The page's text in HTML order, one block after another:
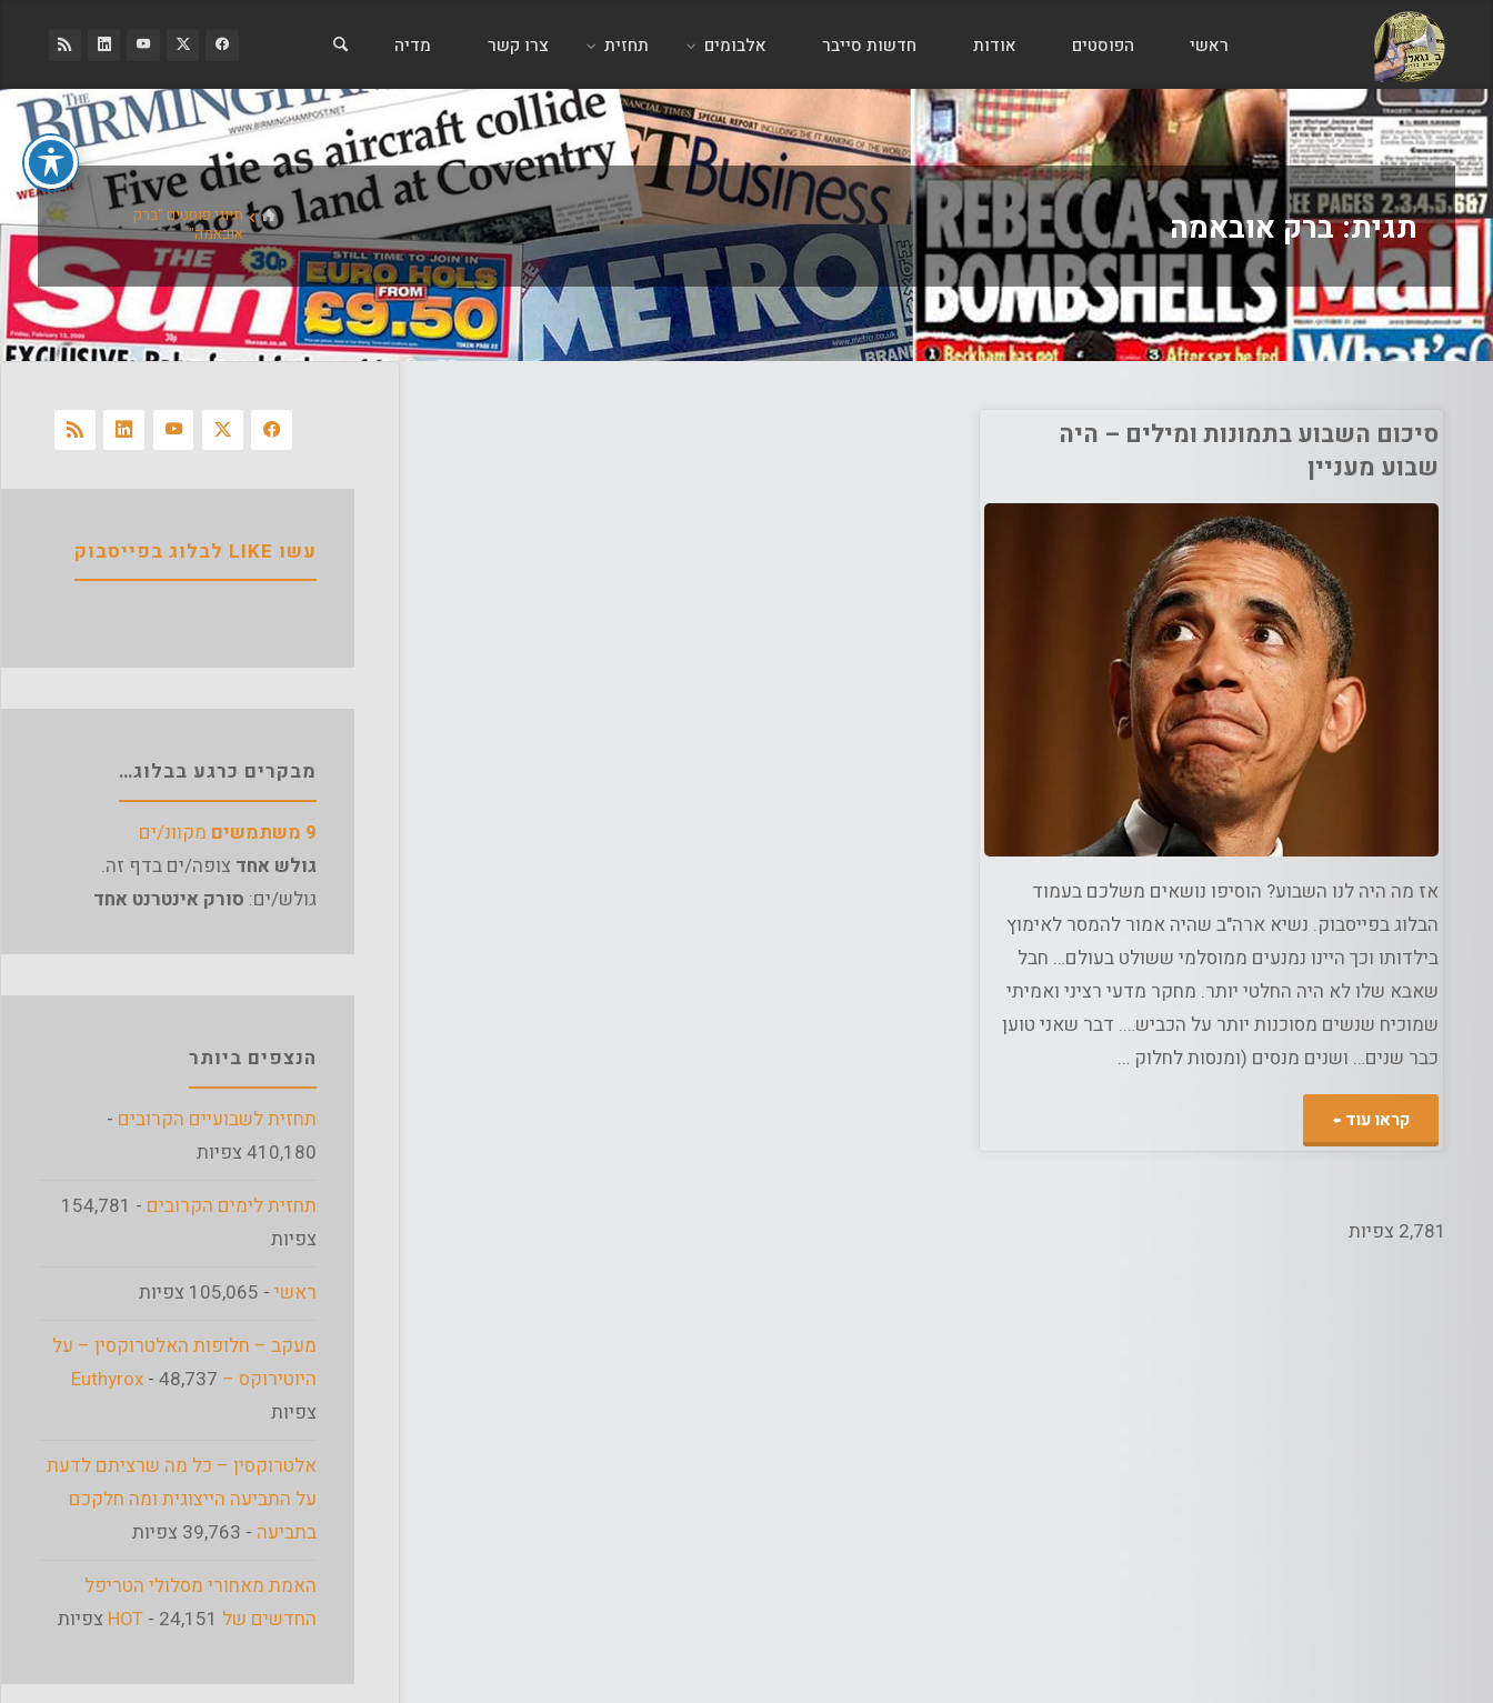
הבלוג
של
אודי
בורג
ראשי הפוסטים אודות חדשות סייבר אלבומים תחזית צרו קשר מדיה
תגית:ברק אובאמה ביתתיוגי פוסטים "ברק
אובאמה"
סיכום השבוע בתמונות ומילים – היה
שבוע מעניין
אז מה היה לנו השבוע? הוסיפו נושאים משלכם בעמוד
הבלוג בפייסבוק. נשיא ארה"ב שהיה אמור להמסר לאימוץ
בילדותו וכך היינו נמנעים ממוסלמי ששולט בעולם… חבל
שאבא שלו לא היה החלטי יותר. מחקר מדעי רציני ואמיתי
שמוכיח שנשים מסוכנות יותר על הכביש…. דבר שאני טוען
כבר שנים… ושנים מנסים (ומנסות לחלוק …
קראו עוד
2,781 צפיות
עשו LIKE לבלוג בפייסבוק
מבקרים כרגע בבלוג…
9 משתמשים
מקוונ/ים
גולש אחד צופה/ים בדף זה.
גולש/ים: סורק אינטרנט אחד
הנצפים ביותר
תחזית לשבועיים הקרובים -
410,180 צפיות
תחזית לימים הקרובים
- 154,781
צפיות
ראשי - 105,065 צפיות
מעקב – חלופות האלטרוקסין – על
היוטירוקס – Euthyrox - 48,737
צפיות
אלטרוקסין – כל מה שרציתם לדעת
על התביעה הייצוגית ומה חלקכם
בתביעה - 39,763 צפיות
האמת מאחורי מסלולי הטריפל
החדשים של HOT - 24,151 צפיות